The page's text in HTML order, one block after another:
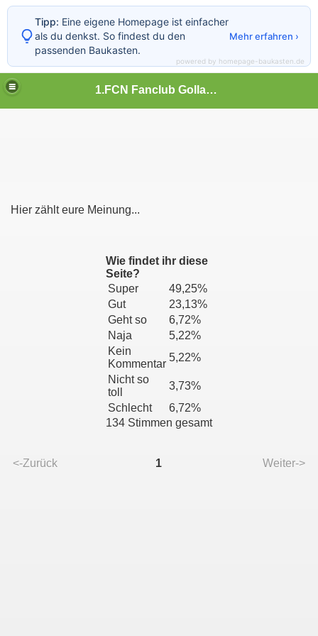
1.FCN Fanclub Gollachgau
Hier zählt eure Meinung...
Wie findet ihr diese
Seite?
Super
49,25%
Gut
23,13%
Geht so
6,72%
Naja
5,22%
Kein
Kommentar
5,22%
Nicht so
toll
3,73%
Schlecht
6,72%
134 Stimmen gesamt
<-Zurück 1 Weiter->
Tipp: Eine eigene Homepage ist einfacher
als du denkst. So findest du den
passenden Baukasten.
Mehr erfahren ›
powered by homepage-baukasten.de